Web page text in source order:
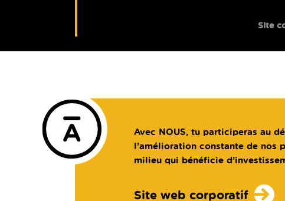
Site
Avec NOUS, tu participeras au
l’amélioration constante de nos
milieu qui bénéficie
Site web corporatif